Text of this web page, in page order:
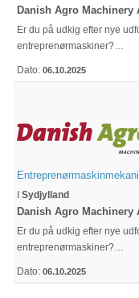
Danish Agro Machinery
Er du på udkig efter nye
entreprenørmaskiner?…
Dato: 06.10.2025
I Sydjylland
Danish Agro Machinery
Er du på udkig efter nye
entreprenørmaskiner?…
Dato: 06.10.2025